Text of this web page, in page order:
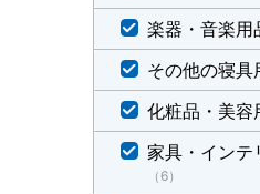
楽器・音楽用
その他の寝具
化粧品・美容
家具・インテ
（6）